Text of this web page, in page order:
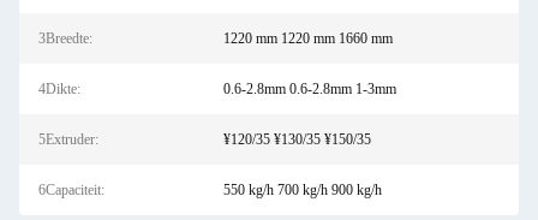
3Breedte: 1220 mm 1220 mm 1660 mm
4Dikte: 0.6-2.8mm 0.6-2.8mm 1-3mm
5Extruder: ¥120/35 ¥130/35 ¥150/35
6Capaciteit: 550 kg/h 700 kg/h 900 kg/h